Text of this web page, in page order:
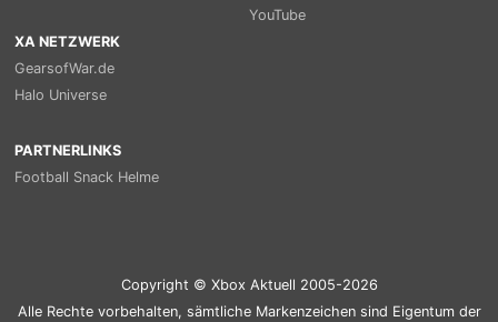
YouTube
XA NETZWERK
GearsofWar.de
Halo Universe
PARTNERLINKS
Football Snack Helme
Copyright © Xbox Aktuell 2005-2026
Alle Rechte vorbehalten, sämtliche Markenzeichen sind Eigentum der